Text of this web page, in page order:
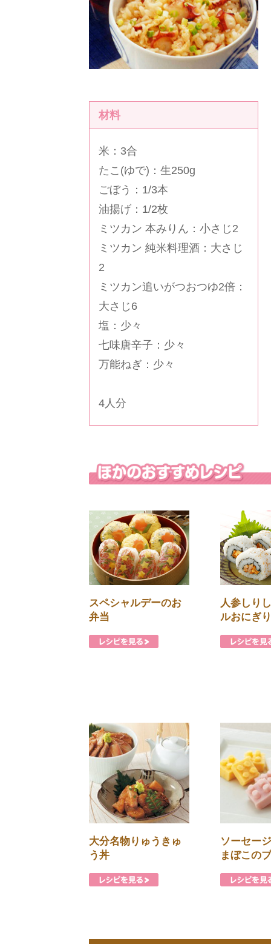
材料
米：3合
たこ(ゆで)：生250g
ごぼう：1/3本
油揚げ：1/2枚
ミツカン 本みりん ：小さじ2
ミツカン 純米料理酒 ：大さじ
2
ミツカン追いがつおつゆ2倍 ：
大さじ6
塩：少々
七味唐辛子：少々
万能ねぎ：少々
4人分
スペシャルデーのお
弁当
人参しり
ルおにぎ
大分名物りゅうきゅ
う丼
ソーセー
まぼこの